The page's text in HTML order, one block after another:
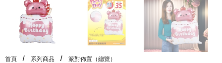
首頁 系列商品 派對佈置（總覽）